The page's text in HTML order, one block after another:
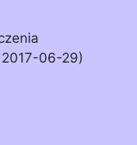
2017-06-29)